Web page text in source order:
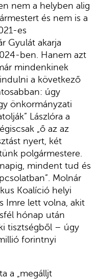
nem a helyben alig
és nem is a
es
Gyulát akarja
ben. Hanem azt
mindenkinek
a következő
úgy
önkormányzati
Lászlóra a
„ő az az
nyert, két
polgármestere.
mindent tud és
Molnár
Koalíció helyi
Imre lett volna, akit
hónap után
tisztségből – úgy
forintnyi
a „megálljt